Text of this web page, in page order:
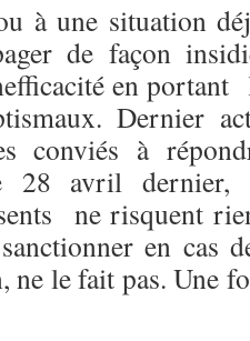
à une situation
de façon
en
Dernier
conviés à
28 avril dernier,
ne risquent
en cas
ne le fait pas. Une